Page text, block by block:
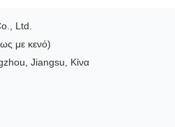
Ltd.
με κενό)
Jiangsu, Κίνα